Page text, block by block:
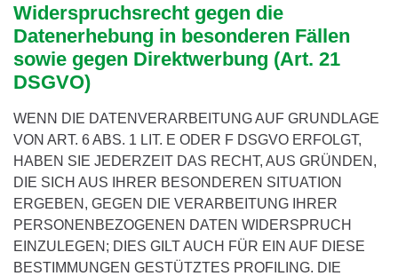
Widerspruchsrecht gegen die
Datenerhebung in besonderen Fällen
sowie gegen Direktwerbung (Art. 21
DSGVO)
WENN DIE DATENVERARBEITUNG AUF GRUNDLAGE
VON ART. 6 ABS. 1 LIT. E ODER F DSGVO ERFOLGT,
HABEN SIE JEDERZEIT DAS RECHT, AUS GRÜNDEN,
DIE SICH AUS IHRER BESONDEREN SITUATION
ERGEBEN, GEGEN DIE VERARBEITUNG IHRER
PERSONENBEZOGENEN DATEN WIDERSPRUCH
EINZULEGEN; DIES GILT AUCH FÜR EIN AUF DIESE
BESTIMMUNGEN GESTÜTZTES PROFILING. DIE